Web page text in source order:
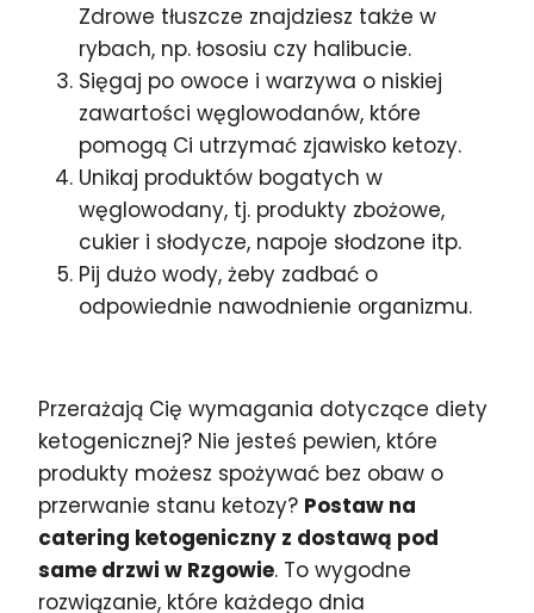
Zdrowe tłuszcze znajdziesz także w
rybach, np. łososiu czy halibucie.
Sięgaj po owoce i warzywa o niskiej
zawartości węglowodanów, które
pomogą Ci utrzymać zjawisko ketozy.
Unikaj produktów bogatych w
węglowodany, tj. produkty zbożowe,
cukier i słodycze, napoje słodzone itp.
Pij dużo wody, żeby zadbać o
odpowiednie nawodnienie organizmu.
Przerażają Cię wymagania dotyczące diety
ketogenicznej? Nie jesteś pewien, które
produkty możesz spożywać bez obaw o
przerwanie stanu ketozy? Postaw na
catering ketogeniczny z dostawą pod
same drzwi w Rzgowie. To wygodne
rozwiązanie, które każdego dnia